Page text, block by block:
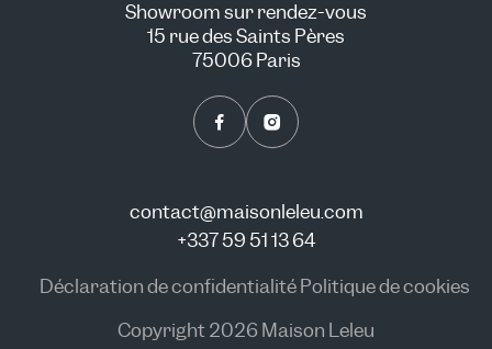
NOUS CONSULTER
Showroom sur rendez-vous
15 rue des Saints Pères
75006 Paris
contact@maisonleleu.com
+337 59 51 13 64
Copyright 2026 Maison Leleu
Déclaration de confidentialité Politique de cookies